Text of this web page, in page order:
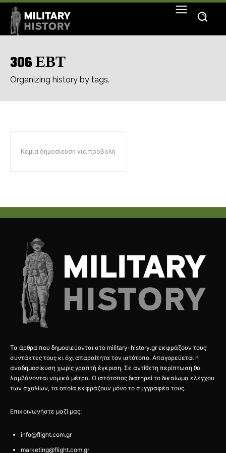
306 ΕΒΤ
Organizing history by tags.
Καμία δημοσίευση για προβολή
Τα άρθρα που δημοσιεύονται στο military-history.gr εκφράζουν τους
συντάκτες τους κι όχι απαραίτητα τον ιστότοπο. Απαγορεύεται η
αναδημοσίευση χωρίς γραπτή έγκριση. Σε αντίθετη περίπτωση θα
λαμβάνονται νομικά μέτρα. Ο ιστότοπος διατηρεί το δικαίωμα ελέγχου
των σχολίων, τα οποία εκφράζουν μόνο το συγγραφέα τους.
Επικοινωνήστε μαζί μας:
info@flight.com.gr
marketing@flight.com.gr